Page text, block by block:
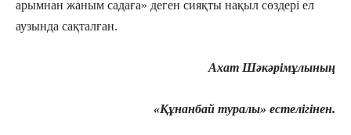
арымнан жаным садаға» деген сияқты нақыл сөздері ел
аузында сақталған.
Ахат Шәкәрімұлының
«Құнанбай туралы» естелігінен.